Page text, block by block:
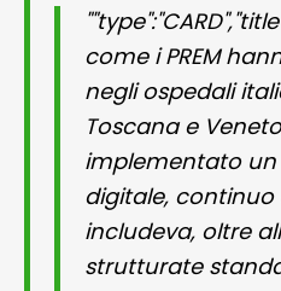
come i PREM
negli ospedali
Toscana e
implementato un
digitale, continuo
includeva, oltre
strutturate